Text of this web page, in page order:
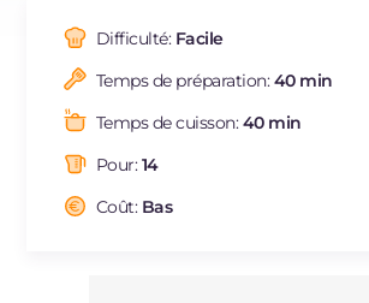
ES
BR
NL
Difficulté: Facile
Temps de préparation:40 min
Temps de cuisson:40 min
Pour:14
Coût: Bas